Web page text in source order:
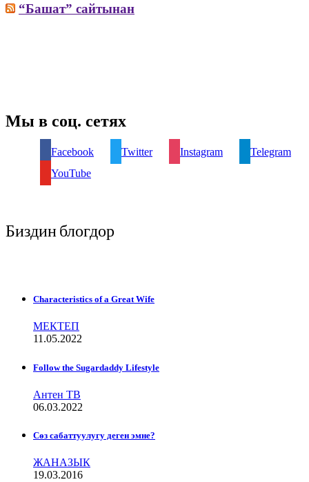
“Башат” сайтынан
Мы в соц. сетях
Facebook Twitter Instagram
Telegram
YouTube
Биздин блогдор
Characteristics of a Great Wife
МЕКТЕП
11.05.2022
Follow the Sugardaddy Lifestyle
Антен ТВ
06.03.2022
Сѳз сабаттуулугу деген эмне?
ЖАНАЗЫК
19.03.2016